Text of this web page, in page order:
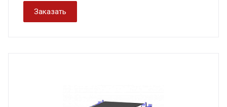
Заказать